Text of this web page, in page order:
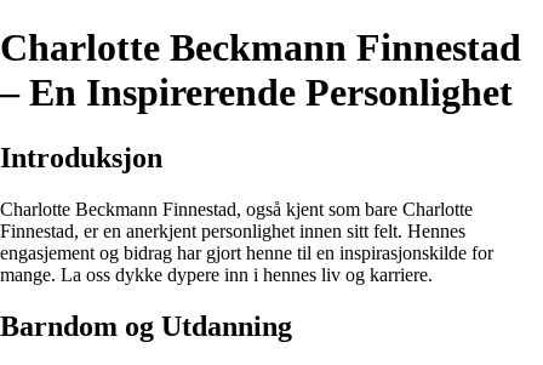
Charlotte Beckmann Finnestad
– En Inspirerende Personlighet
Introduksjon
Charlotte Beckmann Finnestad, også kjent som bare Charlotte
Finnestad, er en anerkjent personlighet innen sitt felt. Hennes
engasjement og bidrag har gjort henne til en inspirasjonskilde for
mange. La oss dykke dypere inn i hennes liv og karriere.
Barndom og Utdanning